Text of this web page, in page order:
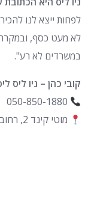
לפחות ייצא לנו
לא מעט כסף,
במשרדים לא רע".
קובי כהן – ניו ליס
מוטי קינד 2, רחובות